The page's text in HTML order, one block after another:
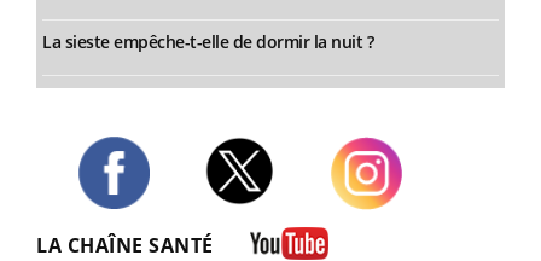
La sieste empêche-t-elle de dormir la nuit ?
LA CHAÎNE SANTÉ